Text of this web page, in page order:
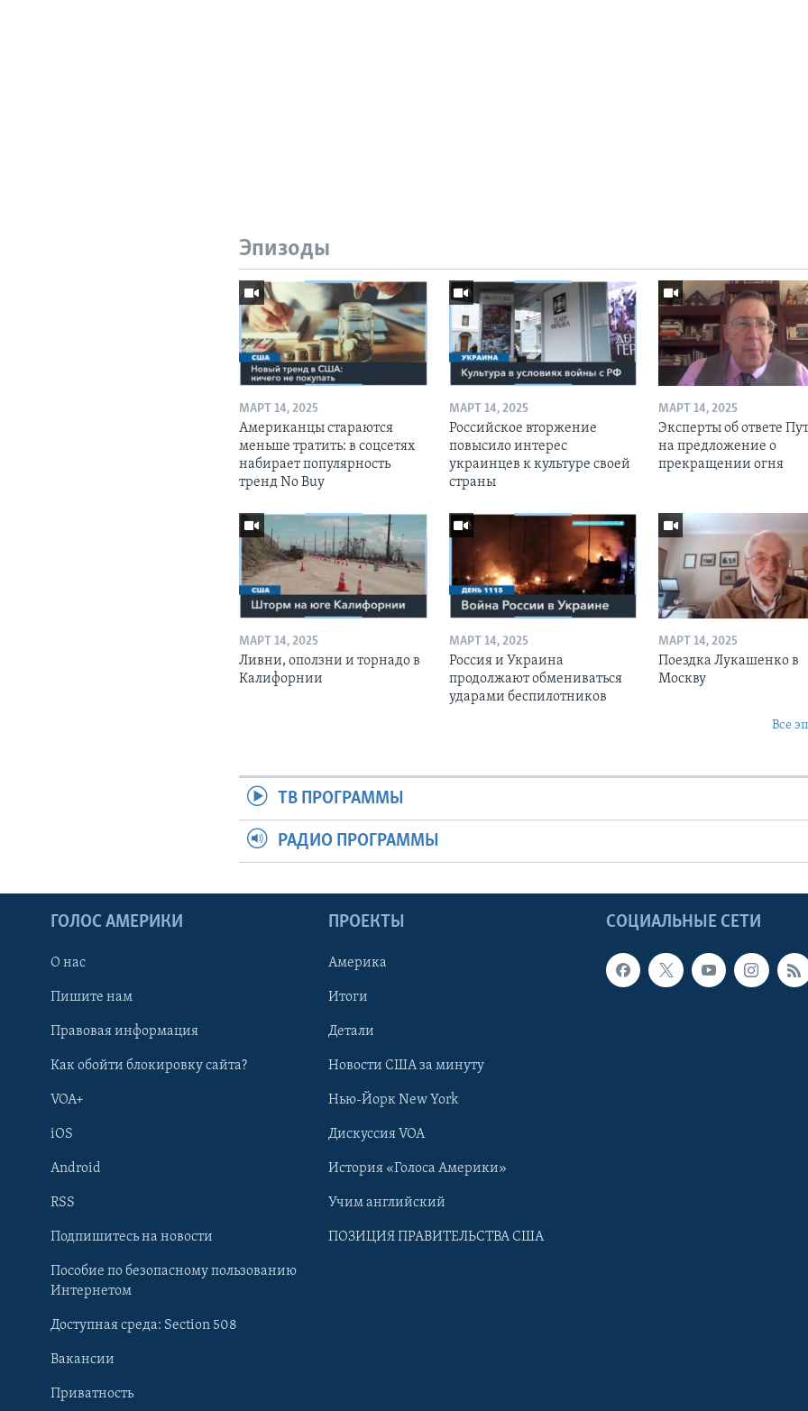
Learning English
Языки
Эпизоды
МАРТ 14, 2025
Американцы стараются
меньше тратить: в соцсетях
набирает популярность
тренд No Buy
МАРТ 14, 2025
Российское вторжение
повысило интерес
украинцев к культуре своей
страны
МАРТ 14, 2025
Эксперты об ответе
на предложение о
прекращении огня
МАРТ 14, 2025
Ливни, оползни и торнадо в
Калифорнии
МАРТ 14, 2025
Россия и Украина
продолжают обмениваться
ударами беспилотников
МАРТ 14, 2025
Поездка Лукашенко в
Москву
Все
ТВ ПРОГРАММЫ
РАДИО ПРОГРАММЫ
СОЦИАЛЬНЫЕ СЕТИ
ГОЛОС АМЕРИКИ
О нас
Пишите нам
Правовая информация
Как обойти блокировку сайта?
VOA+
iOS
Android
RSS
Подпишитесь на новости
Пособие по безопасному пользованию
Интернетом
Доступная среда: Section 508
Вакансии
Приватность
ПРОЕКТЫ
Америка
Итоги
Детали
Новости США за минуту
Нью-Йорк New York
Дискуссия VOA
История «Голоса Америки»
Учим английский
ПОЗИЦИЯ ПРАВИТЕЛЬСТВА США